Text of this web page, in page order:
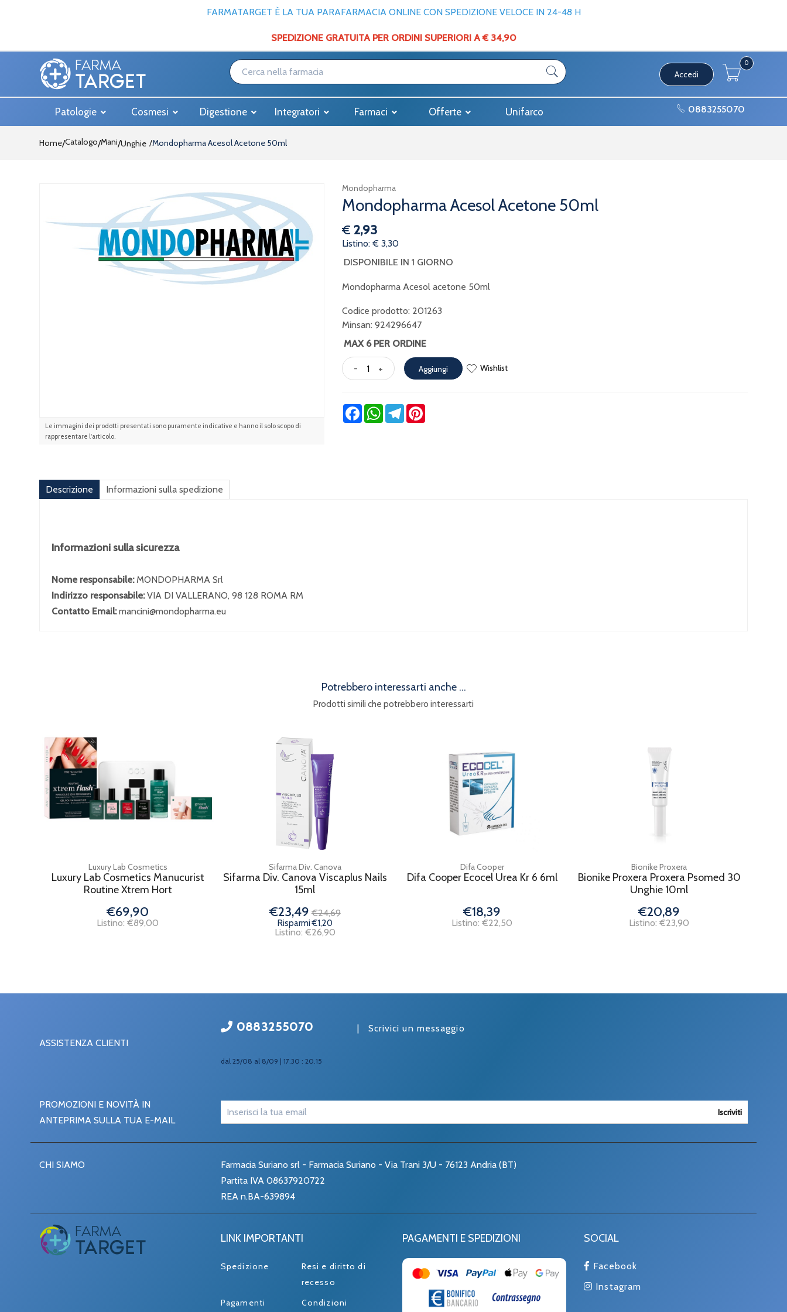
FARMATARGET È LA TUA PARAFARMACIA ONLINE CON SPEDIZIONE VELOCE IN 24-48 H
SPEDIZIONE GRATUITA PER ORDINI SUPERIORI A € 34,90
Accedi
0
Patologie Cosmesi Digestione Integratori Farmaci Offerte Unifarco 0883255070
Home Catalogo/Mani/Unghie Mondopharma Acesol Acetone 50ml
Le immagini dei prodotti presentati sono puramente indicative e hanno il solo scopo di
rappresentare l'articolo.
Mondopharma
Mondopharma Acesol Acetone 50ml
€ 2,93
Listino: € 3,30
DISPONIBILE IN 1 GIORNO
Mondopharma Acesol acetone 50ml
Codice prodotto: 201263
Minsan: 924296647
MAX 6 PER ORDINE
- + Aggiungi Wishlist
FacebookWhatsApp
TelegramPinterest
Descrizione Informazioni sulla spedizione
Informazioni sulla sicurezza
Nome responsabile:MONDOPHARMA Srl
Indirizzo responsabile:VIA DI VALLERANO, 98 128 ROMA RM
Contatto Email:mancini@mondopharma.eu
Potrebbero interessarti anche ...
Prodotti simili che potrebbero interessarti
Luxury Lab Cosmetics
Luxury Lab Cosmetics Manucurist
Routine Xtrem Hort
€69,90
Listino: €89,00
Sifarma Div. Canova
Sifarma Div. Canova Viscaplus Nails
15ml
€23,49 €24,69
Risparmi €1,20
Listino: €26,90
Difa Cooper
Difa Cooper Ecocel Urea Kr 6 6ml
€18,39
Listino: €22,50
Bionike Proxera
Bionike Proxera Proxera Psomed 30
Unghie 10ml
€20,89
Listino: €23,90
ASSISTENZA CLIENTI
0883255070
dal 25/08 al 8/09 | 17.30 : 20.15
| Scrivici un messaggio
PROMOZIONI E NOVITÀ IN
ANTEPRIMA SULLA TUA E-MAIL
Iscriviti
CHI SIAMO
Farmacia Suriano srl - Farmacia Suriano - Via Trani 3/U - 76123 Andria (BT)
Partita IVA 08637920722
REA n.BA-639894
LINK IMPORTANTI
Spedizione
Resi e diritto di
recesso
Pagamenti
Condizioni
PAGAMENTI E SPEDIZIONI SOCIAL
Facebook
Instagram